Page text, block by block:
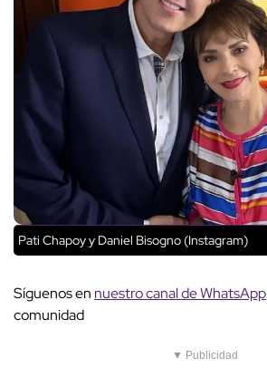
Pati Chapoy y Daniel Bisogno (Instagram)
Síguenos en nuestro canal de WhatsApp
comunidad
▼ Publicidad